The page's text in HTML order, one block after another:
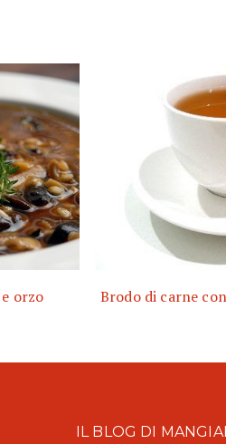
orzo Brodo di carne
IL BLOG DI